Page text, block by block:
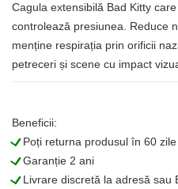
Cagula extensibilă Bad Kitty
controlează presiunea. Reduce
menține respirația prin orificii
petreceri și scene cu impact
Beneficii:
LPoți returna produsul în 60 zile
LGaranție 2 ani
LLivrare discretă la adresă sau